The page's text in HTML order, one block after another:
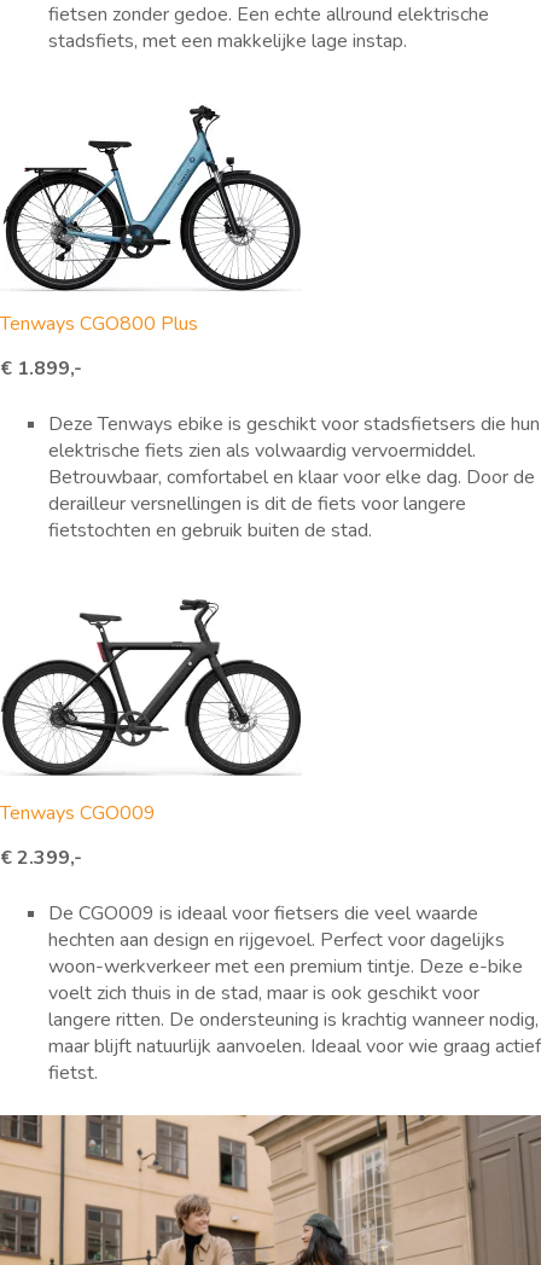
fietsen zonder gedoe. Een echte allround elektrische
stadsfiets, met een makkelijke lage instap.
Tenways CGO800 Plus
€ 1.899,-
Deze Tenways ebike is geschikt voor stadsfietsers die hun
elektrische fiets zien als volwaardig vervoermiddel.
Betrouwbaar, comfortabel en klaar voor elke dag. Door de
derailleur versnellingen is dit de fiets voor langere
fietstochten en gebruik buiten de stad.
Tenways CGO009
€ 2.399,-
De CGO009 is ideaal voor fietsers die veel waarde
hechten aan design en rijgevoel. Perfect voor dagelijks
woon-werkverkeer met een premium tintje. Deze e-bike
voelt zich thuis in de stad, maar is ook geschikt voor
langere ritten. De ondersteuning is krachtig wanneer nodig,
maar blijft natuurlijk aanvoelen. Ideaal voor wie graag actief
fietst.